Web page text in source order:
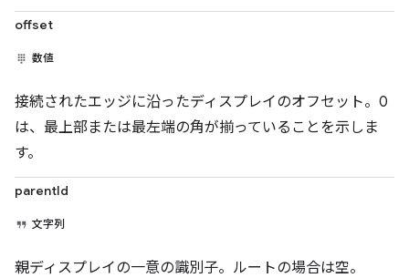
offset
数値
接続されたエッジに沿ったディスプレイのオフセット。0
は、最上部または最左端の角が揃っていることを示しま
す。
parentId
文字列
親ディスプレイの一意の識別子。ルートの場合は空。